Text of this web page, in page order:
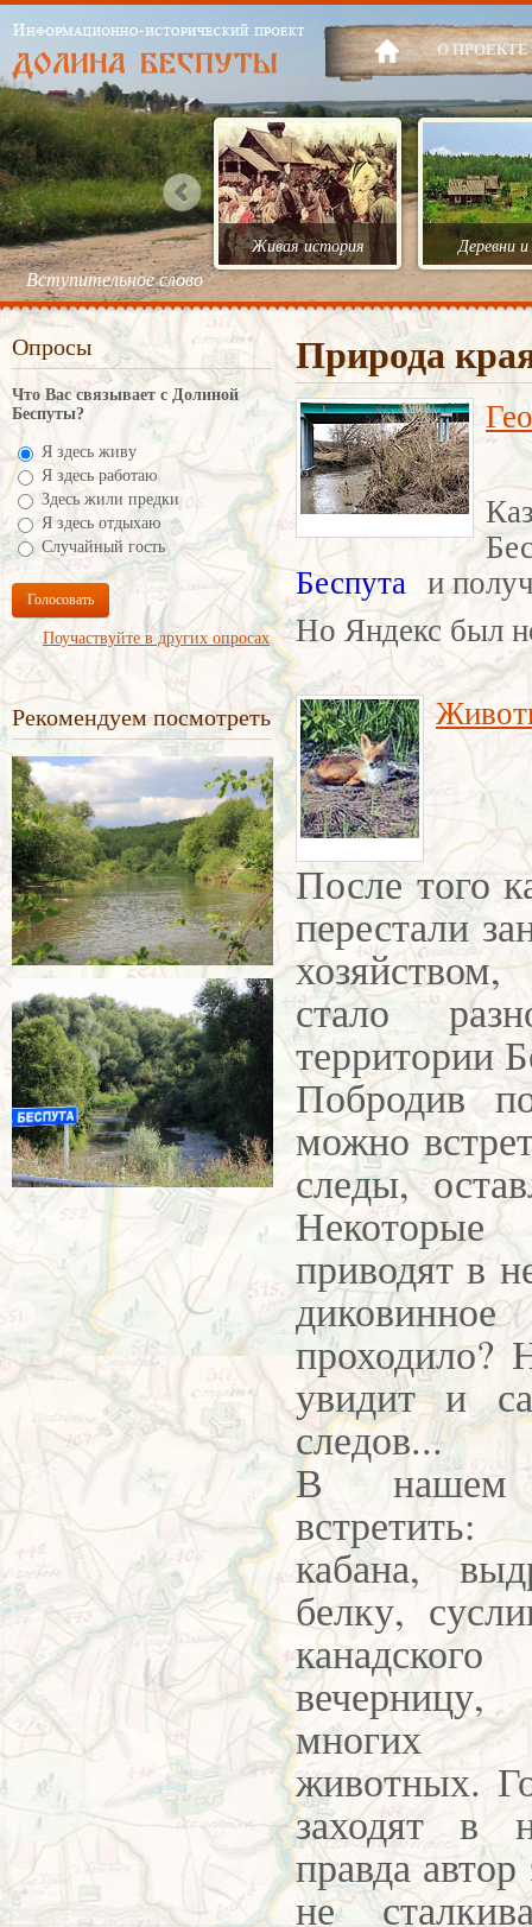
О ПРОЕКТЕ
Вступительное слово
Живая история Деревни и
Опросы
Что Вас связывает с Долиной
Беспуты?
Я здесь живу
Я здесь работаю
Здесь жили предки
Я здесь отдыхаю
Случайный гость
Голосовать
Поучаствуйте в других опросах
Рекомендуем посмотреть
Природа
Беспута и
Но Яндекс был
После того
перестали
стало
территории
Побродив
можно
следы,
приводят в
проходило?
увидит и
следов...
В нашем
кабана,
белку,
животных.
заходят в
правда
не